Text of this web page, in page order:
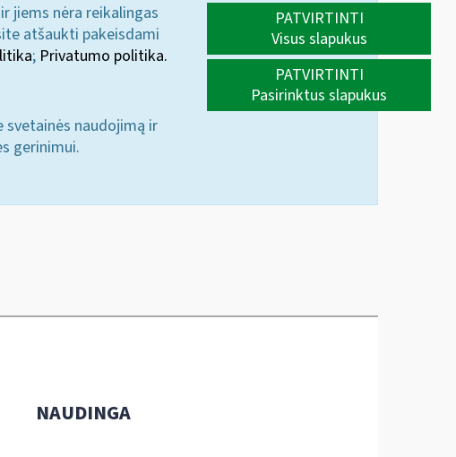
jiems nėra reikalingas
atšaukti pakeisdami
; Privatumo politika.
naudojimą ir
gerinimui.
PATVIRTINTI
Visus slapukus
PATVIRTINTI
Pasirinktus slapukus
NAUDINGA